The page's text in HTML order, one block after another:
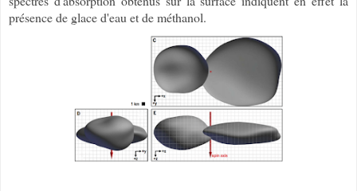
présence de glace d'eau et de méthanol.